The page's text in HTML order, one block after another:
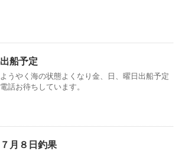
出船予定
ようやく海の状態よくなり金、日、曜日出船予定
電話お待ちしています。
７月８日釣果